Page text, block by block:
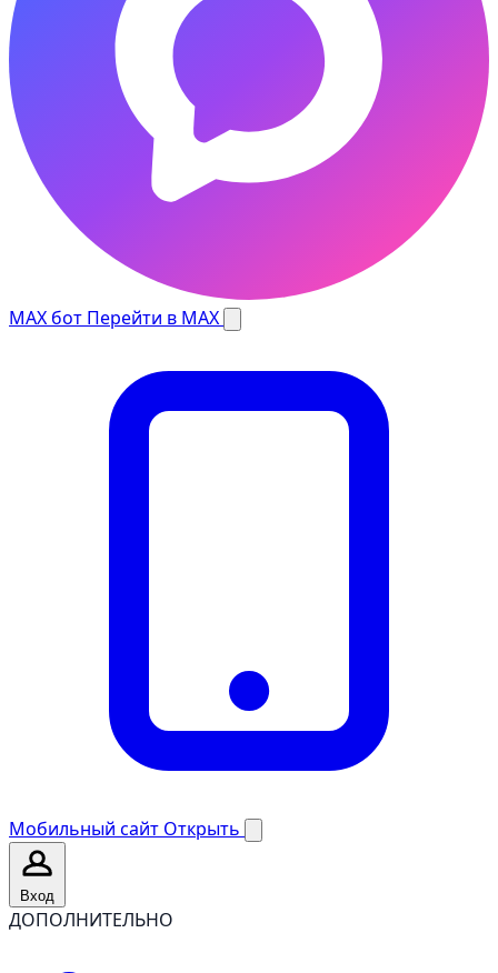
MAX бот Перейти в MAX
Мобильный сайт Открыть
Вход
ДОПОЛНИТЕЛЬНО